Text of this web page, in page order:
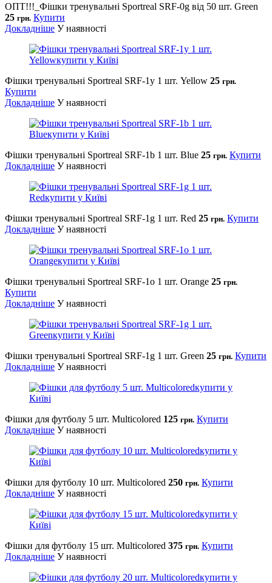
ОПТ!!!_Фішки тренувальні Sportreal SRF-0g від 50 шт. Green
25 грн. Купити
Докладніше У наявності
Фішки тренувальні Sportreal SRF-1y 1 шт. Yellow 25 грн.
Купити
Докладніше У наявності
Фішки тренувальні Sportreal SRF-1b 1 шт. Blue 25 грн. Купити
Докладніше У наявності
Фішки тренувальні Sportreal SRF-1g 1 шт. Red 25 грн. Купити
Докладніше У наявності
Фішки тренувальні Sportreal SRF-1o 1 шт. Orange 25 грн.
Купити
Докладніше У наявності
Фішки тренувальні Sportreal SRF-1g 1 шт. Green 25 грн. Купити
Докладніше У наявності
Фішки для футболу 5 шт. Multicolored 125 грн. Купити
Докладніше У наявності
Фішки для футболу 10 шт. Multicolored 250 грн. Купити
Докладніше У наявності
Фішки для футболу 15 шт. Multicolored 375 грн. Купити
Докладніше У наявності